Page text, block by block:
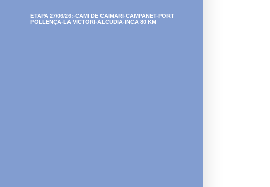
ETAPA 27/06/26:-CAMI DE CAIMARI-CAMPANET-PORT
POLLENÇA-LA VICTORI-ALCUDIA-INCA 80 KM